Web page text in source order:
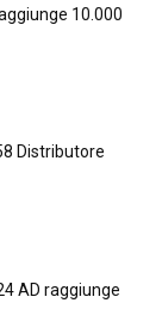
10.000
Distributore
AD raggiunge